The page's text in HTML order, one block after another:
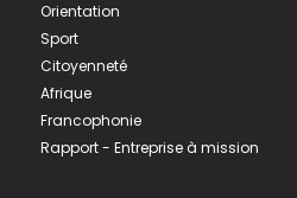
Orientation
Sport
Citoyenneté
Afrique
Francophonie
Rapport - Entreprise à mission